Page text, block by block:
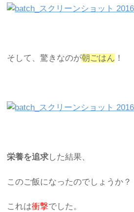
そして、驚きなのが朝ごはん ！
栄養を追求した結果、
このご飯になったのでしょうか？
これは衝撃でした。